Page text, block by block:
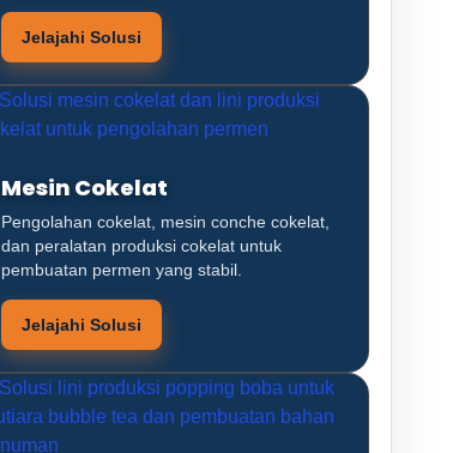
Jelajahi Solusi
Mesin Cokelat
Pengolahan cokelat, mesin conche cokelat,
dan peralatan produksi cokelat untuk
pembuatan permen yang stabil.
Jelajahi Solusi